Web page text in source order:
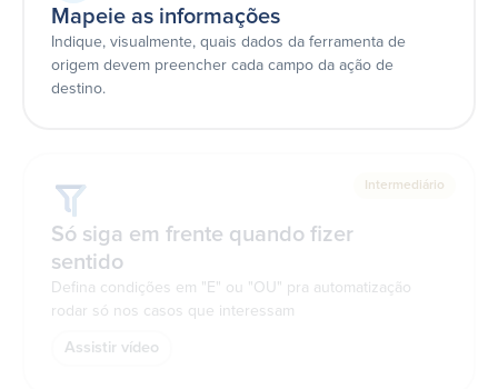
Mapeie as informações
Indique, visualmente, quais dados da ferramenta de
origem devem preencher cada campo da ação de
destino.
Intermediário
Só siga em frente quando fizer
sentido
Defina condições em "E" ou "OU" pra automatização
rodar só nos casos que interessam
Assistir vídeo